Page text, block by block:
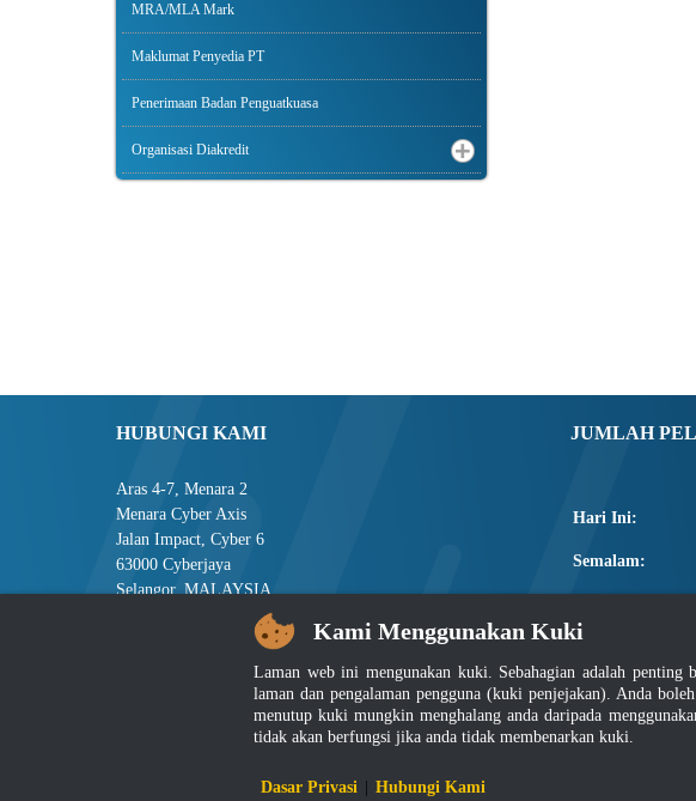
MRA/MLA Mark
Maklumat Penyedia PT
Penerimaan Badan Penguatkuasa
Organisasi Diakredit
HUBUNGI KAMI
Aras 4-7, Menara 2
Menara Cyber Axis
Jalan Impact, Cyber 6
63000 Cyberjaya
Selangor, MALAYSIA
Tel : +603-8008 2900
E-mel : central[at]jsm[dot]gov[dot]my
JUMLAH
Hari Ini:
Semalam:
Total:
Penafian|Dasar Keselamatan
Kami Menggunakan Kuki
Laman web ini mengunakan kuki. Sebahagian adalah
laman dan pengalaman pengguna (kuki penjejakan). Anda
menutup kuki mungkin menghalang anda daripada
tidak akan berfungsi jika anda tidak membenarkan kuki.
Dasar Privasi Hubungi Kami